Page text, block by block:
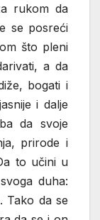
rukom da
se posreći
što pleni
a da
bogati i
i dalje
da svoje
prirode i
to učini u
duha:
Tako da se